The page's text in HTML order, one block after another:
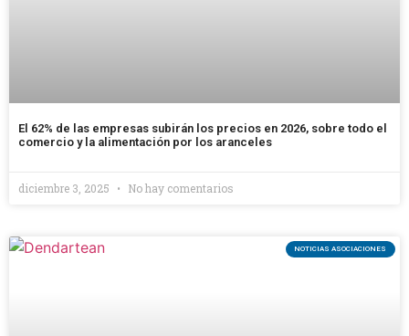
El 62% de las empresas subirán los precios en 2026, sobre todo el
comercio y la alimentación por los aranceles
diciembre 3, 2025 No hay comentarios
NOTICIAS ASOCIACIONES